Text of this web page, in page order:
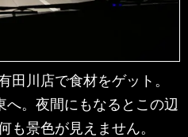
田川店で食材をゲット。
へ。夜間にもなるとこの辺
も景色が見えません。